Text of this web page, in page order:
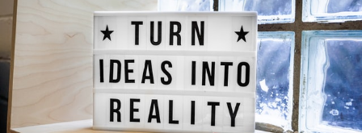
stratégie d’épargne au plus près de vos objectifs.
Planifier chaque étape le plus
précisément possible bien avant la
retraite